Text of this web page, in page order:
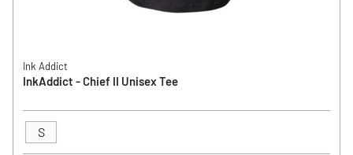
Ink Addict
InkAddict - Chief II Unisex Tee
GRÖSSE
S